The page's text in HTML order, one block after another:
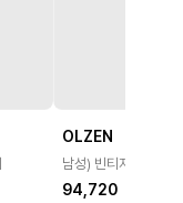
OLZEN
남성) 빈티지 경량 셋
94,720